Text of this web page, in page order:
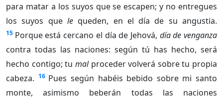
para matar a los suyos que se escapen; y no entregues
los suyos que lequeden, en el día de su angustia.
15 Porque está cercano el día de Jehová, día de venganza
contra todas las naciones: según tú has hecho, será
hecho contigo; tu malproceder volverá sobre tu propia
cabeza. 16 Pues según habéis bebido sobre mi santo
monte, asimismo beberán todas las naciones